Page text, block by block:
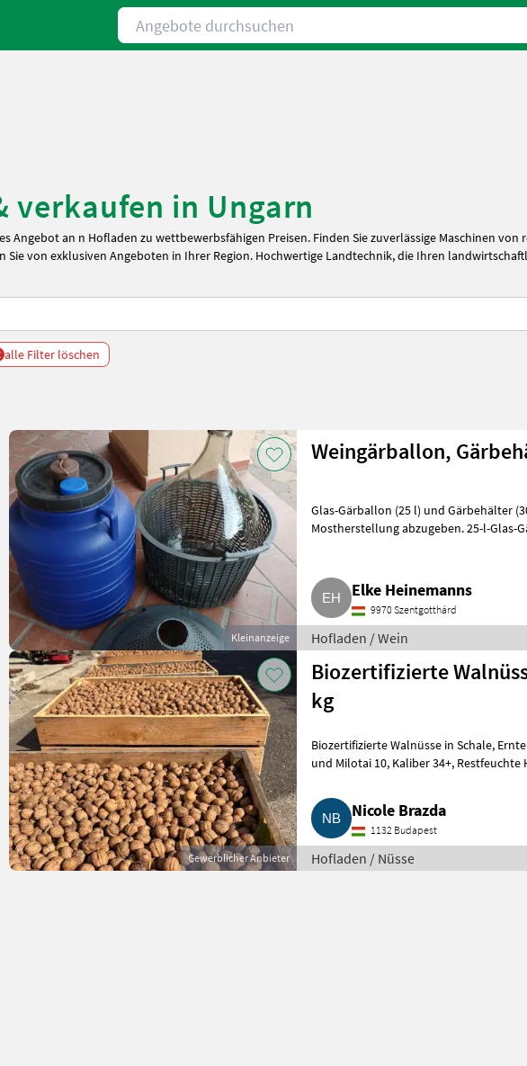
Angebote durchsuchen
verkaufen in Ungarn
Angebot an n Hofladen zu wettbewerbsfähigen Preisen. Finden Sie zuverlässige Maschinen von
von exklusiven Angeboten in Ihrer Region. Hochwertige Landtechnik, die Ihren
alle Filter löschen
Kleinanzeige
Weingärballon,
Glas-Gärballon (25 l) und Gärbehälter
Mostherstellung abzugeben. 25-l-Glas-
Elke Heinemanns
9970 Szentgotthárd
Hofladen / Wein
Gewerblicher Anbieter
Biozertifizierte
kg
Biozertifizierte Walnüsse in Schale, Ernte 2025, 6 t. Sorte Alsószentiványi 117
Nicole Brazda
1132 Budapest
Hofladen / Nüsse